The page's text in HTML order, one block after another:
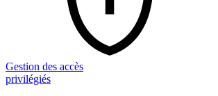
Gestion des accès
privilégiés